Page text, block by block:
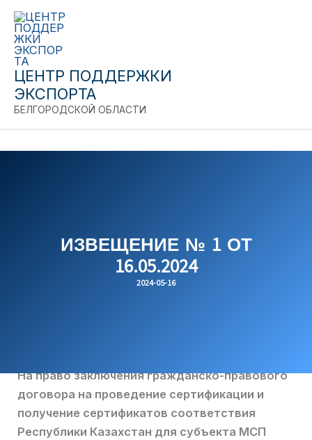
Перейти
содержимому
ЦЕНТР ПОДДЕРЖКИ
ЭКСПОРТА
БЕЛГОРОДСКОЙ ОБЛАСТИ
ИЗВЕЩЕНИЕ № 1 ОТ
16.05.2024
2024-05-16
На право заключения гражданско-правового
договора на проведение сертификации и
получение сертификатов соответствия
Республики Казахстан для субъекта МСП